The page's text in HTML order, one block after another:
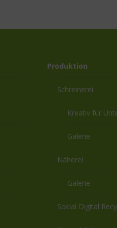
Produktion
Schreinerei
Kreativ für
Galerie
Näherei
Galerie
Social Digital